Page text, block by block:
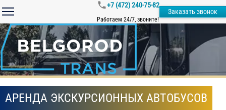
+7 (472) 240-75-82
Работаем 24/7, звоните!
Заказать звонок
АРЕНДА ЭКСКУРСИОННЫХ АВТОБУСОВ